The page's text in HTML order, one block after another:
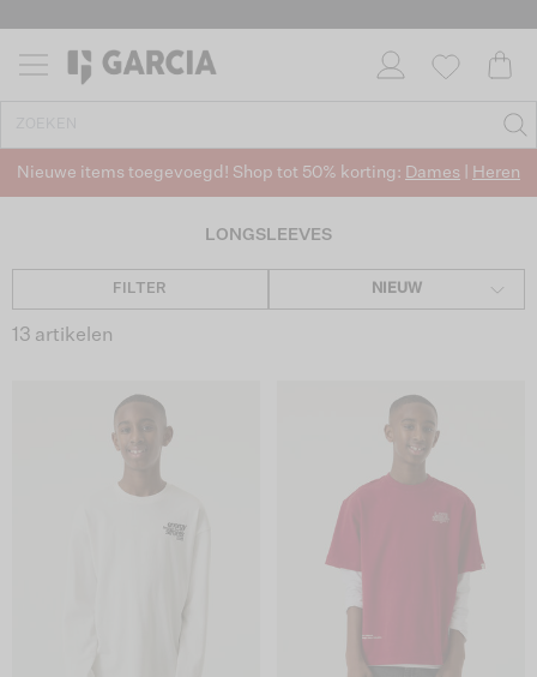
Nieuwe items toegevoegd! Shop tot 50% korting: Dames Heren
LONGSLEEVES
FILTER NIEUW
13 artikelen